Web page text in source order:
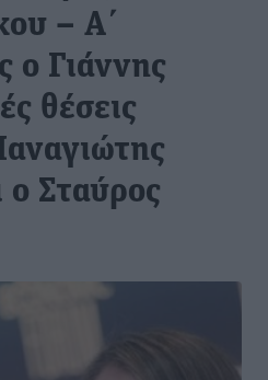
– Α΄
ο Γιάννης
θέσεις
ο Σταύρος